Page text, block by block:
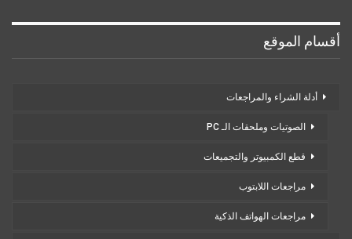
أقسام الموقع
أدلة الشراء والمراجعات
الصوتيات وملحقات الـ PC
قطع الكمبيوتر والتجميعات
مراجعات اللابتوب
مراجعات الهواتف الذكية